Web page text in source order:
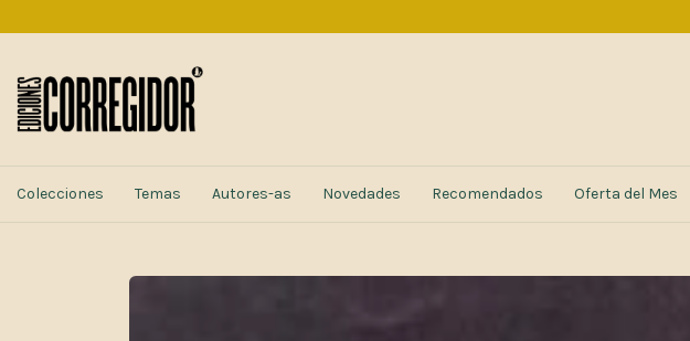
Colecciones Temas Autores-as Novedades Recomendados Oferta del Mes